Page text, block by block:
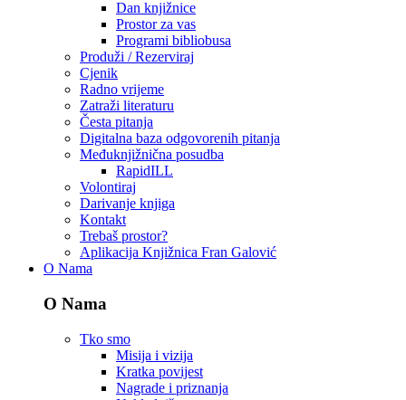
Dan knjižnice
Prostor za vas
Programi bibliobusa
Produži / Rezerviraj
Cjenik
Radno vrijeme
Zatraži literaturu
Česta pitanja
Digitalna baza odgovorenih pitanja
Međuknjižnična posudba
RapidILL
Volontiraj
Darivanje knjiga
Kontakt
Trebaš prostor?
Aplikacija Knjižnica Fran Galović
O Nama
O Nama
Tko smo
Misija i vizija
Kratka povijest
Nagrade i priznanja